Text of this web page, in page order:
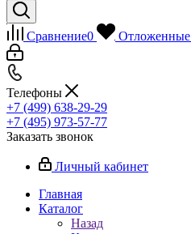
Сравнение0 Отложенные
Телефоны
+7 (499) 638-29-29
+7 (495) 973-57-77
Заказать звонок
Личный кабинет
Главная
Каталог
Назад